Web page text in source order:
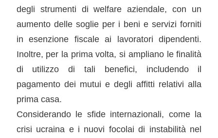
degli strumenti di welfare aziendale, con un
aumento delle soglie per i beni e servizi forniti
in esenzione fiscale ai lavoratori dipendenti.
Inoltre, per la prima volta, si ampliano le finalità
di utilizzo di tali benefici, includendo il
pagamento dei mutui e degli affitti relativi alla
prima casa.
Considerando le sfide internazionali, come la
crisi ucraina e i nuovi focolai di instabilità nel